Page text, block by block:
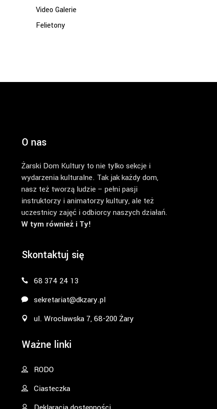
Video Galerie
Felietony
O nas
Żarski Dom Kultury to nie tylko sekcje i
wydarzenia kulturalne. Tak jak każdy dom,
nasz też tworzą ludzie – pełni pasji
instruktorzy i animatorzy kultury, ale też
uczestnicy zajęć i odbiorcy naszych działań.
W tym również i Ty!
Skontaktuj się
68 374 24 13
sekretariat@dkzary.pl
ul. Wrocławska 7, 68-200 Żary
Ważne linki
RODO
Ciasteczka